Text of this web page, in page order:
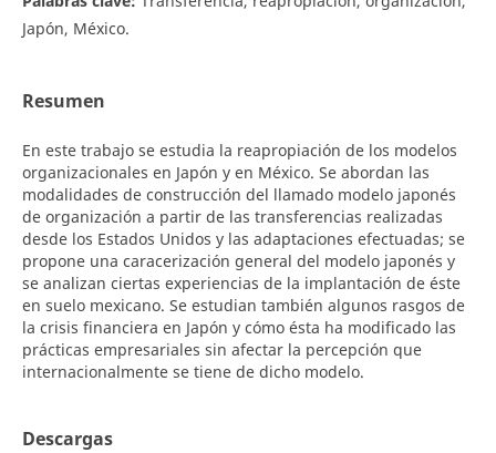
Japón, México.
Resumen
En este trabajo se estudia la reapropiación de los modelos
organizacionales en Japón y en México. Se abordan las
modalidades de construcción del llamado modelo japonés
de organización a partir de las transferencias realizadas
desde los Estados Unidos y las adaptaciones efectuadas; se
propone una caracerización general del modelo japonés y
se analizan ciertas experiencias de la implantación de éste
en suelo mexicano. Se estudian también algunos rasgos de
la crisis financiera en Japón y cómo ésta ha modificado las
prácticas empresariales sin afectar la percepción que
internacionalmente se tiene de dicho modelo.
Descargas